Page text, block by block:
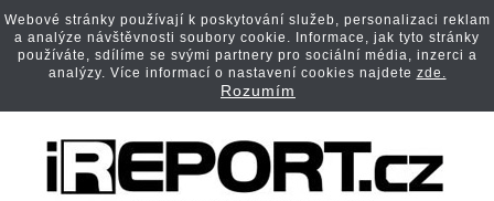
Webové stránky používají k poskytování služeb, personalizaci reklam
a analýze návštěvnosti soubory cookie. Informace, jak tyto stránky
používáte, sdílíme se svými partnery pro sociální média, inzerci a
analýzy. Více informací o nastavení cookies najdete zde.
Rozumím